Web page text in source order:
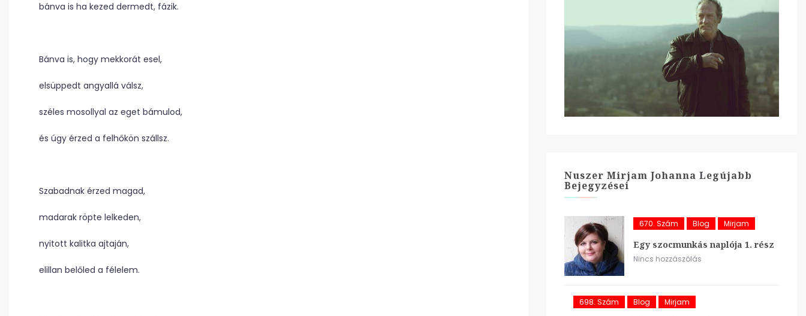
bánva is ha kezed dermedt, fázik.
Bánva is, hogy mekkorát esel,
elsüppedt angyallá válsz,
széles mosollyal az eget bámulod,
és úgy érzed a felhőkön szállsz.
Szabadnak érzed magad,
madarak röpte lelkeden,
nyitott kalitka ajtaján,
elillan belőled a félelem.
Nuszer Mirjam Johanna Legújabb
Bejegyzései
670. Szám Blog Mirjam
Egy szocmunkás naplója 1. rész
Nincs hozzászólás
698. Szám Blog Mirjam